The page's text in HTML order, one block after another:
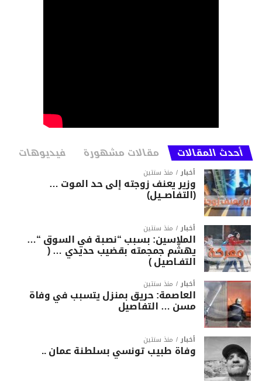
أحدث المقالات مقالات مشهورة فيديوهات
أخبار منذ سنتين
وزير يعنف زوجته إلى حد الموت …
(التفاصــيل)
أخبار منذ سنتين
الملاسين: بسبب “نصبة في السوق “…
يهشّم جمجمته بقضيب حديدي … (
التفـاصيل )
أخبار منذ سنتين
العاصمة: حريق بمنزل يتسبب في وفاة
مسن … التفاصيل
أخبار منذ سنتين
وفاة طبيب تونسي بسلطنة عمان ..